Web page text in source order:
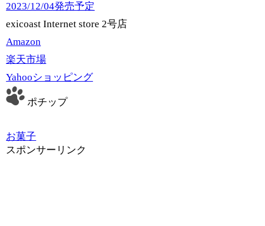
2023/12/04発売予定
exicoast Internet store 2号店
Amazon
楽天市場
Yahooショッピング
ポチップ
お菓子
スポンサーリンク